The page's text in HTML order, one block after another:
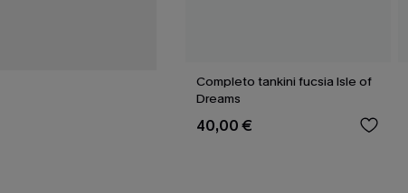
Completo tankini fucsia Isle of
Dreams
40,00 €